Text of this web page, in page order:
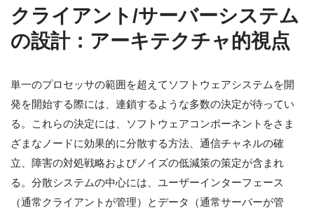
クライアント/サーバーシステム
の設計：アーキテクチャ的視点
単一のプロセッサの範囲を超えてソフトウェアシステムを開
発を開始する際には、連鎖するような多数の決定が待ってい
る。これらの決定には、ソフトウェアコンポーネントをさま
ざまなノードに効果的に分散する方法、通信チャネルの確
立、障害の対処戦略およびノイズの低減策の策定が含まれ
る。分散システムの中心には、ユーザーインターフェース
（通常クライアントが管理）とデータ（通常サーバーが管